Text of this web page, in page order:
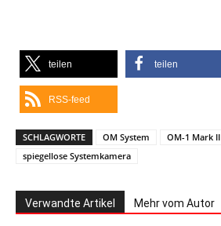
teilen teilen
RSS-feed
SCHLAGWORTE OM System
OM-1 Mark II
spiegellose Systemkamera
Verwandte Artikel Mehr vom Autor